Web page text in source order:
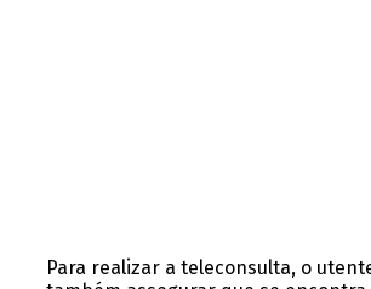
Para realizar a teleconsulta, o